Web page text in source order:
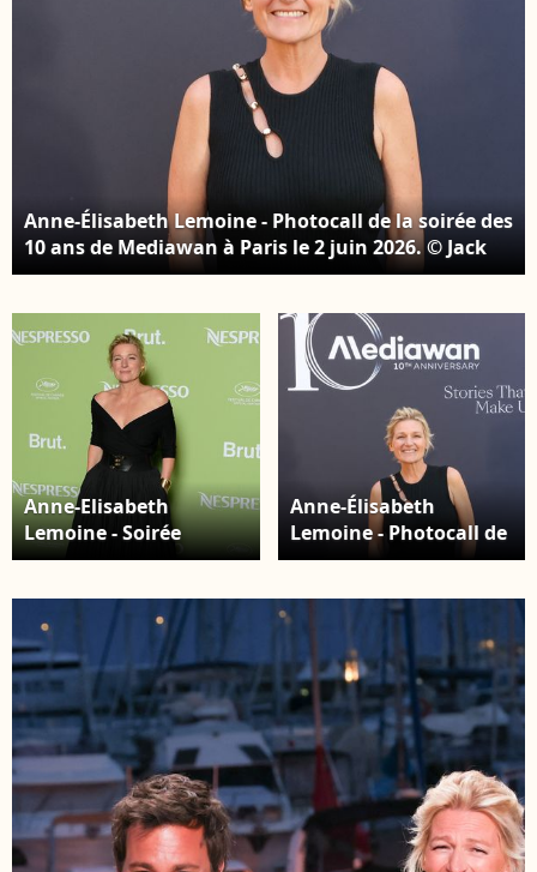
Anne-Élisabeth Lemoine - Photocall de la soirée des
10 ans de Mediawan à Paris le 2 juin 2026. © Jack
Tribeca / Bestimage
Anne-Elisabeth
Lemoine - Soirée
Nespresso x Brut 2025
de Cannes à La Plage
Nespresso le 15 mai
2025. © Lionel
Urman/Bestimage
Anne-Élisabeth
Lemoine - Photocall de
la soirée des 10 ans de
juin 2026. © Jack
Tribeca / Bestimage